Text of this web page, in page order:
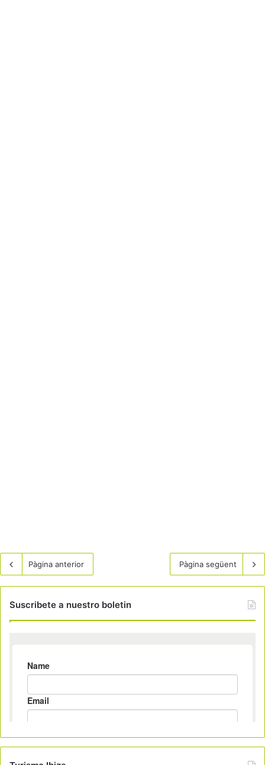
Pàgina anterior Pàgina següent
Suscribete a nuestro boletin